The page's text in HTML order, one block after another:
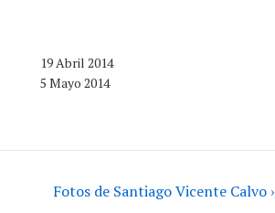
19 Abril 2014
5 Mayo 2014
Fotos de Santiago Vicente Calvo ›